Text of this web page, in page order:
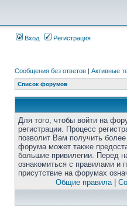
Вход Регистрация
Сообщения без ответов | Активные
Список форумов
Для того, чтобы войти на
регистрации. Процесс
позволит Вам получить
форума может также
большие привилегии. Перед
ознакомиться с правилами
присутствие на форумах
Общие правила|